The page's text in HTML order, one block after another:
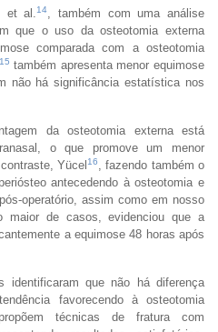
et al.14
, também com uma análise
que o uso da osteotomia externa
comparada com a osteotomia
15 também apresenta menor equimose
não há significância estatística nos
da osteotomia externa está
o que promove um menor
Yücel16
, fazendo também o
antecedendo à osteotomia e
operatório, assim como em nosso
maior de casos, evidenciou que a
a equimose 48 horas após
identificaram que não há diferença
favorecendo à osteotomia
técnicas de fratura com